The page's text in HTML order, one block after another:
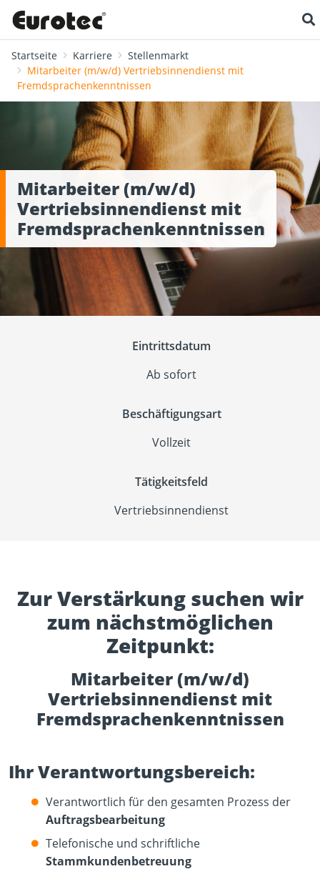
Startseite Karriere
Stellenmarkt
Mitarbeiter (m/w/d) Vertriebsinnendienst mit
Fremdsprachenkenntnissen
Mitarbeiter (m/w/d)
Vertriebsinnendienst mit
Fremdsprachenkenntnissen
Eintrittsdatum
Ab sofort
Beschäftigungsart
Vollzeit
Tätigkeitsfeld
Vertriebsinnendienst
Zur Verstärkung suchen wir
zum nächstmöglichen
Zeitpunkt:
Mitarbeiter (m/w/d)
Vertriebsinnendienst mit
Fremdsprachenkenntnissen
Ihr Verantwortungsbereich:
Verantwortlich für den gesamten Prozess der
Auftragsbearbeitung
Telefonische und schriftliche
Stammkundenbetreuung